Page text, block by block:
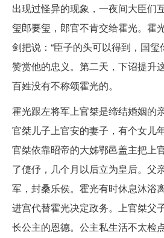
出现过怪异的现象，一夜间大臣们
玺郎要玺，郎官不肯交给霍光。霍
剑把说：“臣子的头可以得到，国玺
赞赏他的忠义。第二天，下诏提升
百姓没有不称颂霍光的。
霍光跟左将军上官桀是缔结婚姻的
官桀儿子上官安的妻子，有个女儿
官桀依靠昭帝的大姊鄂邑盖主把上
了倢伃，几个月以后立为皇后。父
军，封桑乐侯。霍光有时休息沐浴
进宫代替霍光决定政务。上官桀父
长公主的恩德。公主私生活不太检